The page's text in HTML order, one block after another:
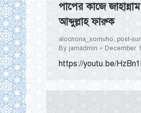
পাপের কাজে
আব্দুল্লাহ ফারুক
alochona_somuho, post-
By jamadmin December
https://youtu.be/